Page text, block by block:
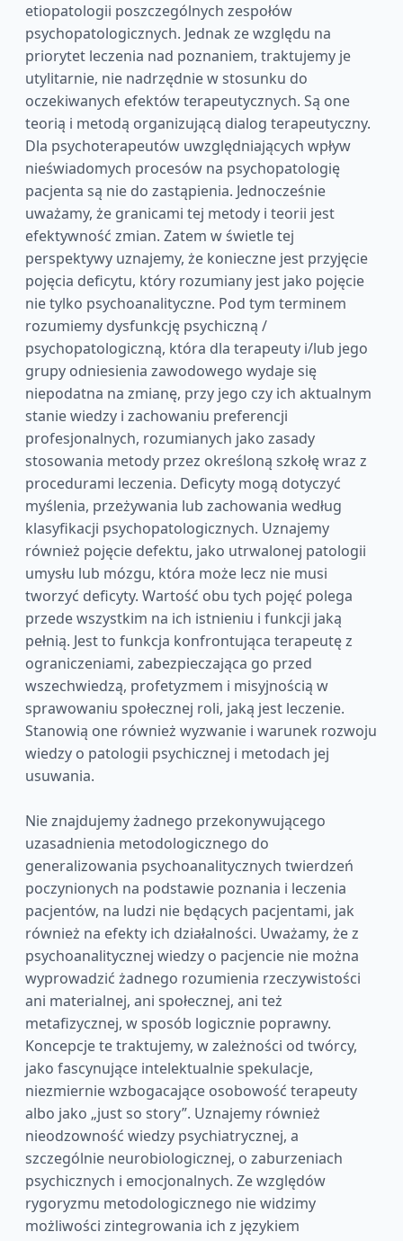
etiopatologii poszczególnych zespołów
psychopatologicznych. Jednak ze względu na
priorytet leczenia nad poznaniem, traktujemy je
utylitarnie, nie nadrzędnie w stosunku do
oczekiwanych efektów terapeutycznych. Są one
teorią i metodą organizującą dialog terapeutyczny.
Dla psychoterapeutów uwzględniających wpływ
nieświadomych procesów na psychopatologię
pacjenta są nie do zastąpienia. Jednocześnie
uważamy, że granicami tej metody i teorii jest
efektywność zmian. Zatem w świetle tej
perspektywy uznajemy, że konieczne jest przyjęcie
pojęcia deficytu, który rozumiany jest jako pojęcie
nie tylko psychoanalityczne. Pod tym terminem
rozumiemy dysfunkcję psychiczną /
psychopatologiczną, która dla terapeuty i/lub jego
grupy odniesienia zawodowego wydaje się
niepodatna na zmianę, przy jego czy ich aktualnym
stanie wiedzy i zachowaniu preferencji
profesjonalnych, rozumianych jako zasady
stosowania metody przez określoną szkołę wraz z
procedurami leczenia. Deficyty mogą dotyczyć
myślenia, przeżywania lub zachowania według
klasyfikacji psychopatologicznych. Uznajemy
również pojęcie defektu, jako utrwalonej patologii
umysłu lub mózgu, która może lecz nie musi
tworzyć deficyty. Wartość obu tych pojęć polega
przede wszystkim na ich istnieniu i funkcji jaką
pełnią. Jest to funkcja konfrontująca terapeutę z
ograniczeniami, zabezpieczająca go przed
wszechwiedzą, profetyzmem i misyjnością w
sprawowaniu społecznej roli, jaką jest leczenie.
Stanowią one również wyzwanie i warunek rozwoju
wiedzy o patologii psychicznej i metodach jej
usuwania.
Nie znajdujemy żadnego przekonywującego
uzasadnienia metodologicznego do
generalizowania psychoanalitycznych twierdzeń
poczynionych na podstawie poznania i leczenia
pacjentów, na ludzi nie będących pacjentami, jak
również na efekty ich działalności. Uważamy, że z
psychoanalitycznej wiedzy o pacjencie nie można
wyprowadzić żadnego rozumienia rzeczywistości
ani materialnej, ani społecznej, ani też
metafizycznej, w sposób logicznie poprawny.
Koncepcje te traktujemy, w zależności od twórcy,
jako fascynujące intelektualnie spekulacje,
niezmiernie wzbogacające osobowość terapeuty
albo jako „just so story”. Uznajemy również
nieodzowność wiedzy psychiatrycznej, a
szczególnie neurobiologicznej, o zaburzeniach
psychicznych i emocjonalnych. Ze względów
rygoryzmu metodologicznego nie widzimy
możliwości zintegrowania ich z językiem